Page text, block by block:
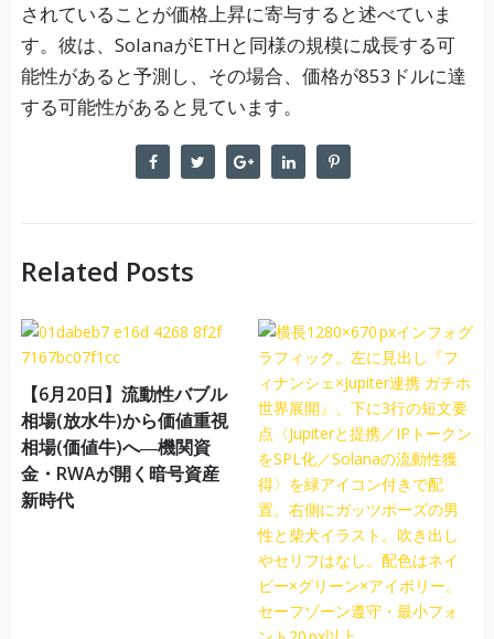
されていることが価格上昇に寄与すると述べていま
す。彼は、SolanaがETHと同様の規模に成長する可
能性があると予測し、その場合、価格が853ドルに達
する可能性があると見ています。
Related Posts
【6月20日】流動性バブル
相場(放水牛)から価値重視
相場(価値牛)へ―機関資
金・RWAが開く暗号資産
新時代